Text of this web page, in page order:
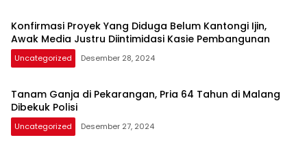
Konfirmasi Proyek Yang Diduga Belum Kantongi Ijin,
Awak Media Justru Diintimidasi Kasie Pembangunan
Uncategorized Desember 28, 2024
Tanam Ganja di Pekarangan, Pria 64 Tahun di Malang
Dibekuk Polisi
Uncategorized Desember 27, 2024